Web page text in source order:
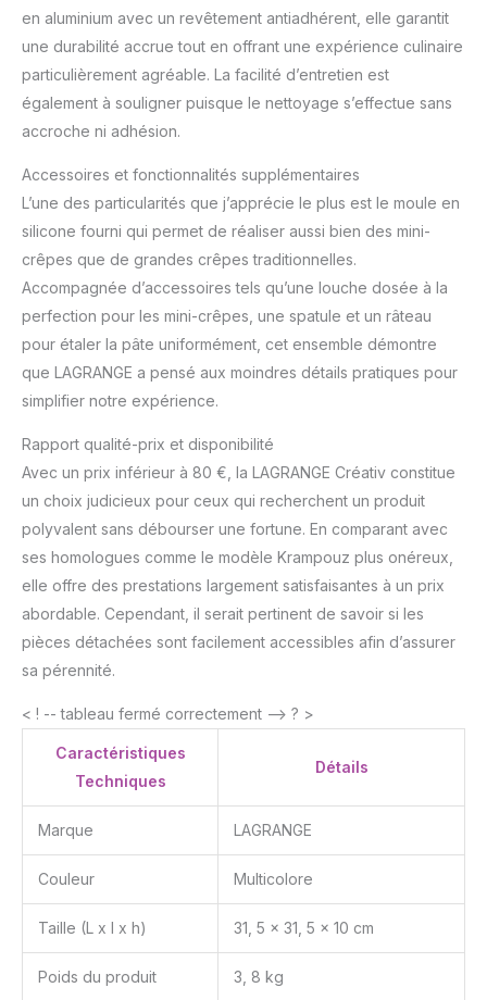
en aluminium avec un revêtement antiadhérent, elle garantit
une durabilité accrue tout en offrant une expérience culinaire
particulièrement agréable. La facilité d’entretien est
également à souligner puisque le nettoyage s’effectue sans
accroche ni adhésion.
Accessoires et fonctionnalités supplémentaires
L’une des particularités que j’apprécie le plus est le moule en
silicone fourni qui permet de réaliser aussi bien des mini-
crêpes que de grandes crêpes traditionnelles.
Accompagnée d’accessoires tels qu’une louche dosée à la
perfection pour les mini-crêpes, une spatule et un râteau
pour étaler la pâte uniformément, cet ensemble démontre
que LAGRANGE a pensé aux moindres détails pratiques pour
simplifier notre expérience.
Rapport qualité-prix et disponibilité
Avec un prix inférieur à 80 €, la LAGRANGE Créativ constitue
un choix judicieux pour ceux qui recherchent un produit
polyvalent sans débourser une fortune. En comparant avec
ses homologues comme le modèle Krampouz plus onéreux,
elle offre des prestations largement satisfaisantes à un prix
abordable. Cependant, il serait pertinent de savoir si les
pièces détachées sont facilement accessibles afin d’assurer
sa pérennité.
< ! -- tableau fermé correctement --> ? >
Caractéristiques
Techniques
Détails
Marque LAGRANGE
Couleur Multicolore
Taille (L x l x h) 31, 5 x 31, 5 x 10 cm
Poids du produit 3, 8 kg